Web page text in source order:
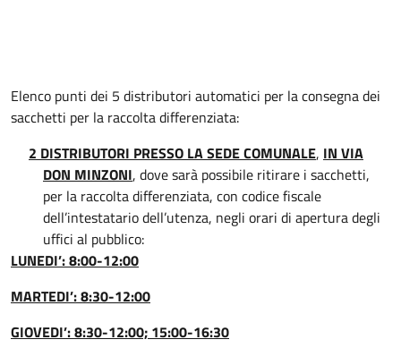
Elenco punti dei 5 distributori automatici per la consegna dei
sacchetti per la raccolta differenziata:
2 DISTRIBUTORI PRESSO LA SEDE COMUNALE, IN VIA
DON MINZONI, dove sarà possibile ritirare i sacchetti,
per la raccolta differenziata, con codice fiscale
dell’intestatario dell’utenza, negli orari di apertura degli
uffici al pubblico:
LUNEDI’: 8:00-12:00
MARTEDI’: 8:30-12:00
GIOVEDI’: 8:30-12:00; 15:00-16:30